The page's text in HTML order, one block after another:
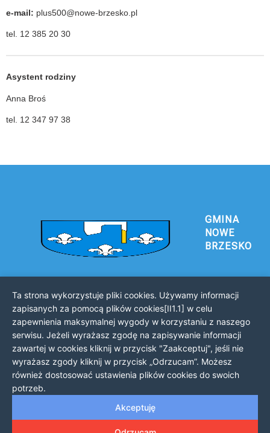
e-mail: plus500@nowe-brzesko.pl
tel. 12 385 20 30
Asystent rodziny
Anna Broś
tel. 12 347 97 38
GMINA
NOWE
BRZESKO
Urząd Gminy i Miasta Nowe Brzesko
32-120 Nowe Brzesko
ul. Krakowska 44
KONTAKT Z URZĘDEM
Telefon: 12 385 20 94
Email: sekretariat@nowe-brzesko.pl
GODZINY PRACY
Ta strona wykorzystuje pliki cookies. Używamy informacji
zapisanych za pomocą plików cookies[II1.1] w celu
zapewnienia maksymalnej wygody w korzystaniu z naszego
serwisu. Jeżeli wyrażasz zgodę na zapisywanie informacji
zawartej w cookies kliknij w przycisk "Zaakceptuj", jeśli nie
wyrażasz zgody kliknij w przycisk „Odrzucam”. Możesz
również dostosować ustawienia plików cookies do swoich
potrzeb.
Akceptuję